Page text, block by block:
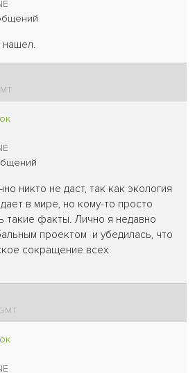
нашел.
никто не даст, так как экология
в мире, но кому-то просто
такие факты. Лично я недавно
проектом и убедилась, что
сокращение всех